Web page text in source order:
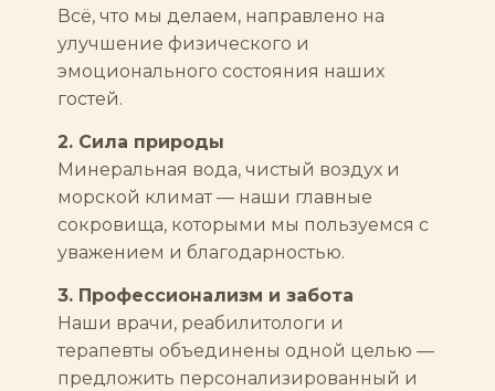
Всё, что мы делаем, направлено на
улучшение физического и
эмоционального состояния наших
гостей.
2. Сила природы
Минеральная вода, чистый воздух и
морской климат — наши главные
сокровища, которыми мы пользуемся с
уважением и благодарностью.
3. Профессионализм и забота
Наши врачи, реабилитологи и
терапевты объединены одной целью —
предложить персонализированный и